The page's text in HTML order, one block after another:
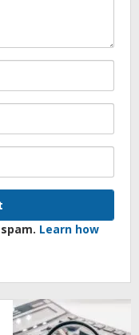
Learn how